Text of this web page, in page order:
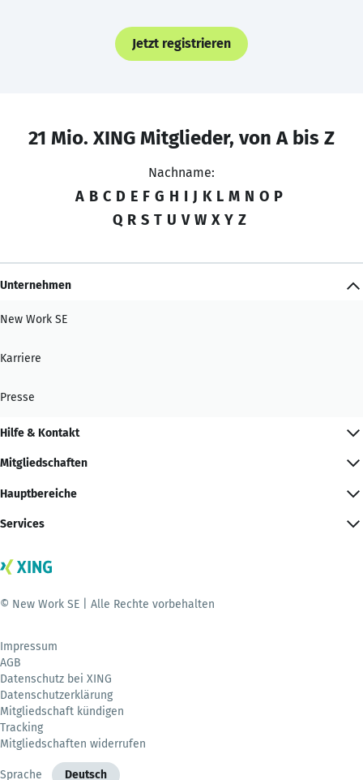
Jetzt registrieren
21 Mio. XING Mitglieder, von A bis Z
Nachname:
A B C D E F G H I J K L M N O P
Q R S T U V W X Y Z
Unternehmen
New Work SE
Karriere
Presse
Hilfe & Kontakt
Mitgliedschaften
Hauptbereiche
Services
© New Work SE | Alle Rechte vorbehalten
Impressum
AGB
Datenschutz bei XING
Datenschutzerklärung
Mitgliedschaft kündigen
Tracking
Mitgliedschaften widerrufen
Sprache Deutsch